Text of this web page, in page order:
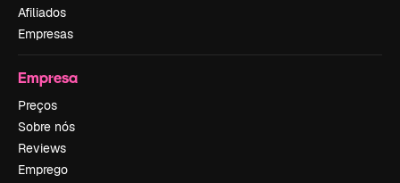
Afiliados
Empresas
Empresa
Preços
Sobre nós
Reviews
Emprego